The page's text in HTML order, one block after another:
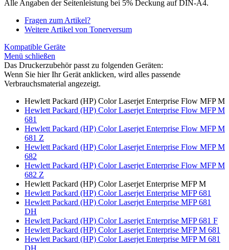
Alle Angaben der Seitenleistung bei 5% Deckung auf DIN-A4.
Fragen zum Artikel?
Weitere Artikel von Tonerversum
Kompatible Geräte
Menü schließen
Das Druckerzubehör passt zu folgenden Geräten:
Wenn Sie hier Ihr Gerät anklicken, wird alles passende
Verbrauchsmaterial angezeigt.
Hewlett Packard (HP) Color Laserjet Enterprise Flow MFP M
Hewlett Packard (HP) Color Laserjet Enterprise Flow MFP M
681
Hewlett Packard (HP) Color Laserjet Enterprise Flow MFP M
681 Z
Hewlett Packard (HP) Color Laserjet Enterprise Flow MFP M
682
Hewlett Packard (HP) Color Laserjet Enterprise Flow MFP M
682 Z
Hewlett Packard (HP) Color Laserjet Enterprise MFP M
Hewlett Packard (HP) Color Laserjet Enterprise MFP 681
Hewlett Packard (HP) Color Laserjet Enterprise MFP 681
DH
Hewlett Packard (HP) Color Laserjet Enterprise MFP 681 F
Hewlett Packard (HP) Color Laserjet Enterprise MFP M 681
Hewlett Packard (HP) Color Laserjet Enterprise MFP M 681